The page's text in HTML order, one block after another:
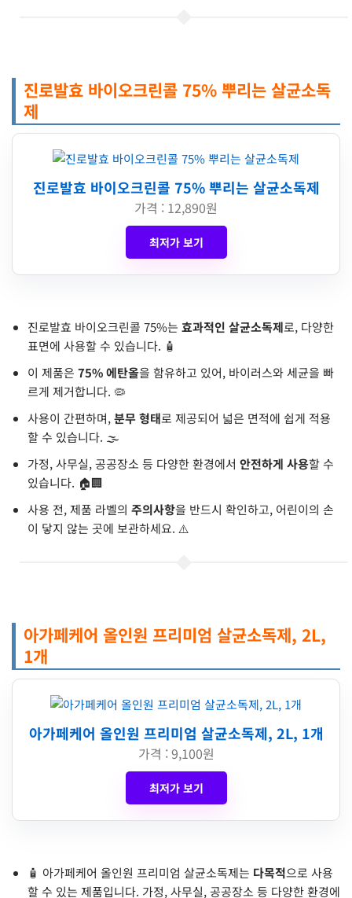
진로발효 바이오크린콜 75% 뿌리는 살균소독
제
진로발효 바이오크린콜 75% 뿌리는 살균소독제
가격 : 12,890원
최저가 보기
진로발효 바이오크린콜 75%는 효과적인 살균소독제로, 다양한
표면에 사용할 수 있습니다. 🧴
이 제품은 75% 에탄올을 함유하고 있어, 바이러스와 세균을 빠
르게 제거합니다. 🦠
사용이 간편하며,분무 형태로 제공되어 넓은 면적에 쉽게 적용
할 수 있습니다. 🌫️
가정, 사무실, 공공장소 등 다양한 환경에서 안전하게 사용할 수
있습니다. 🏠🏢
사용 전, 제품 라벨의 주의사항을 반드시 확인하고, 어린이의 손
이 닿지 않는 곳에 보관하세요. ⚠️
아가페케어 올인원 프리미엄 살균소독제, 2L,
1개
아가페케어 올인원 프리미엄 살균소독제, 2L, 1개
가격 : 9,100원
최저가 보기
🧴 아가페케어 올인원 프리미엄 살균소독제는 다목적으로 사용
할 수 있는 제품입니다. 가정, 사무실, 공공장소 등 다양한 환경에